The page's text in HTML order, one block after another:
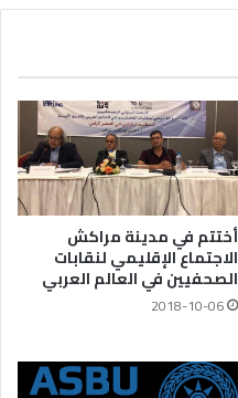
أختتم في مدينة مراكش
الاجتماع الإقليمي لنقابات
الصحفيين في العالم العربي
2018-10-06